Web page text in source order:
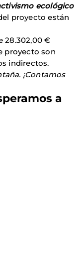
ecológico
proyecto están
28.302,00 €
proyecto son
indirectos.
¡Contamos
a